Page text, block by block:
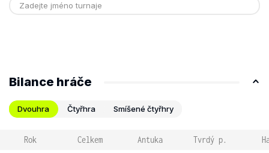
Bilance hráče
Dvouhra Čtyřhra Smíšené čtyřhry
Rok Celkem Antuka Tvrdý p.